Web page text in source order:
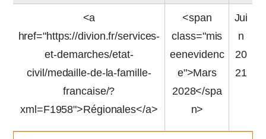
<a
href="https://divion.fr/services-
et-demarches/etat-
civil/medaille-de-la-famille-
francaise/?
xml=F1958">Régionales</a>
<span
class="mis
eenevidenc
e">Mars
2028</spa
n>
Jui
n
20
21